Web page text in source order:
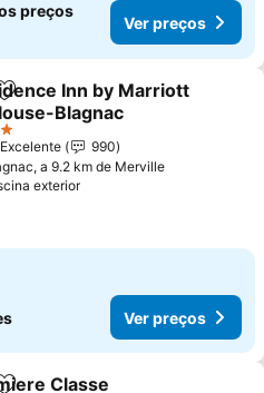
preços
Ver preços
Adicionar aos favoritos
Inn by Marriott
Blagnac
Excelente
990
a 9.2 km de Merville
exterior
Ver preços
Classe